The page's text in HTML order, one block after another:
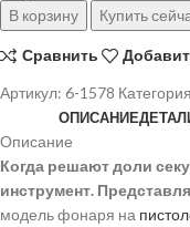
В корзину Купить
Сравнить
Артикул: 6-1578
ОПИСАНИЕ
Описание
Когда решают доли
инструмент.
модель фонаря на